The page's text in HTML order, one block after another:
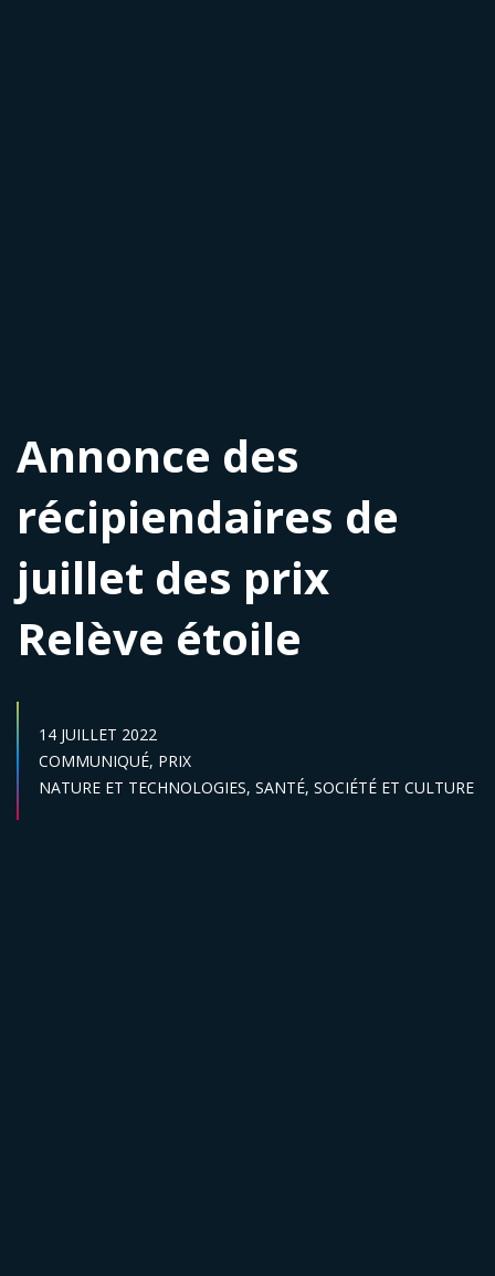
Annonce des
récipiendaires de
juillet des prix
Relève étoile
DATE DE PUBLICATION :
14 JUILLET 2022
Catégories :
COMMUNIQUÉ, PRIX
Secteur :
NATURE ET TECHNOLOGIES, SANTÉ, SOCIÉTÉ ET CULTURE